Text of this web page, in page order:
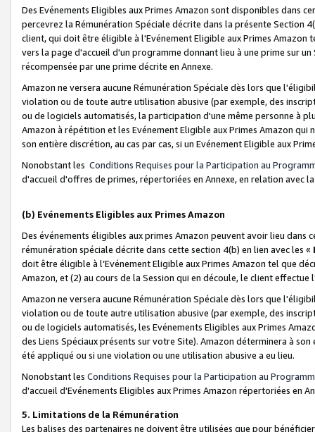
Des Evénements Eligibles aux Primes Amazon sont disponibles dans
percevrez la Rémunération Spéciale décrite dans la présente Section
client, qui doit être éligible à l'Evénement Eligible aux Primes Amazon
vers la page d'accueil d'un programme donnant lieu à une prime sur
récompensée par une prime décrite en Annexe.
Amazon ne versera aucune Rémunération Spéciale dès lors que
violation ou de toute autre utilisation abusive (par exemple, des
ou de logiciels automatisés, la participation d'une même personne à
Amazon à répétition et les Evénement Eligible aux Primes Amazon qui
son entière discrétion, au cas par cas, si un Evénement Eligible aux
Nonobstant les Conditions Requises pour la Participation au
d'accueil d'offres de primes, répertoriées en Annexe, en relation avec
(b) Evénements Eligibles aux Primes Amazon
Des événements éligibles aux primes Amazon peuvent avoir lieu dans
rémunération spéciale décrite dans cette section 4(b) en lien avec les «
doit être éligible à l’Evénement Eligible aux Primes Amazon tel que
Amazon, et (2) au cours de la Session qui en découle, le client
Amazon ne versera aucune Rémunération Spéciale dès lors que
violation ou de toute autre utilisation abusive (par exemple, des
ou de logiciels automatisés, les Evénements Eligibles aux Primes
des Liens Spéciaux présents sur votre Site). Amazon déterminera à
été appliqué ou si une violation ou une utilisation abusive a eu lieu.
Nonobstant les Conditions Requises pour la Participation au
d'accueil d'Evénements Eligibles aux Primes Amazon répertoriées en
5. Limitations de la Rémunération
Les balises des partenaires ne doivent être utilisées que pour